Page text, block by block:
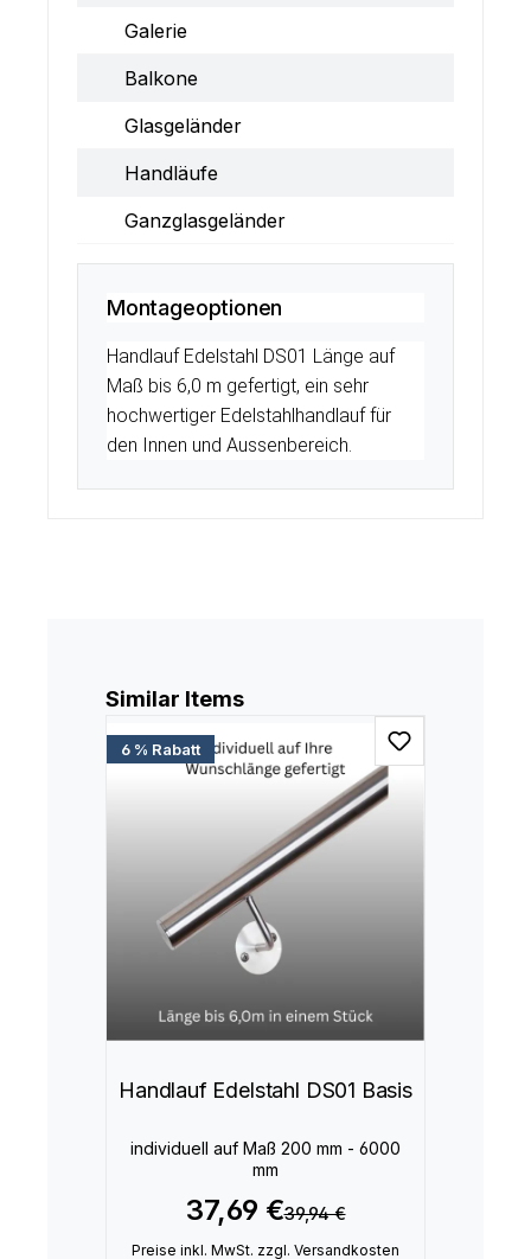
Galerie
Balkone
Glasgeländer
Handläufe
Ganzglasgeländer
Montageoptionen
Handlauf Edelstahl DS01 Länge auf
Maß bis 6,0 m gefertigt, ein sehr
hochwertiger Edelstahlhandlauf für
den Innen und Aussenbereich.
Produktgalerie überspringen
Similar Items
6 % Rabatt
Handlauf Edelstahl DS01 Basis
individuell auf Maß 200 mm - 6000
mm
37,69 €39,94 €
Preise inkl. MwSt. zzgl. Versandkosten